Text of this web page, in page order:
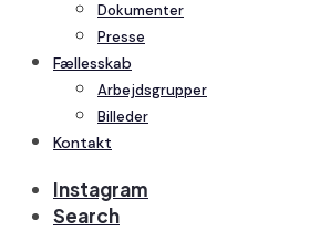
Dokumenter
Presse
Fællesskab
Arbejdsgrupper
Billeder
Kontakt
Instagram
Search